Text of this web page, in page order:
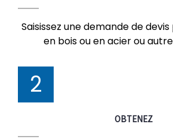
Saisissez une demande de
en bois ou en acier ou
2
OBTENEZ